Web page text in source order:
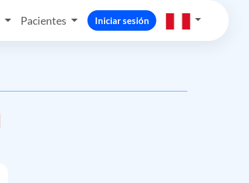
Pacientes Iniciar sesión